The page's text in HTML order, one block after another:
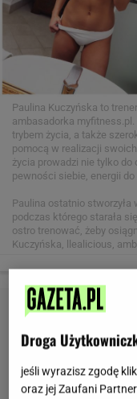
Paulina Kuczyńska to
ambasadorka
trybem życia, a także
pomocą w realizacji
życia prowadzi nie tylko do
pewności siebie, energii
Paulina ostatnio stworzyła
podczas którego starała
ostro trenować, żeby
Kuczyńska, llealicious,
Droga
jeśli wyrazisz zgodę
oraz jej Zaufani